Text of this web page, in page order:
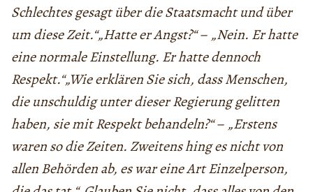
Schlechtes gesagt über die Staatsmacht und über
um diese Zeit.“„Hatte er Angst?“– „Nein. Er hatte
eine normale Einstellung. Er hatte dennoch
Respekt.“„Wie erklären Sie sich, dass Menschen,
die unschuldig unter dieser Regierung gelitten
haben, sie mit Respekt behandeln?“– „Erstens
waren so die Zeiten. Zweitens hing es nicht von
allen Behörden ab, es war eine Art Einzelperson,